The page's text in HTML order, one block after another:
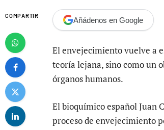
COMPARTIR Añádenos en Google
El envejecimiento vuelve a
teoría lejana, sino como un
órganos humanos.
El bioquímico español Juan
proceso de envejecimiento